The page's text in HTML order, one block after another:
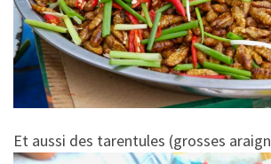
Et aussi des tarentules (grosses